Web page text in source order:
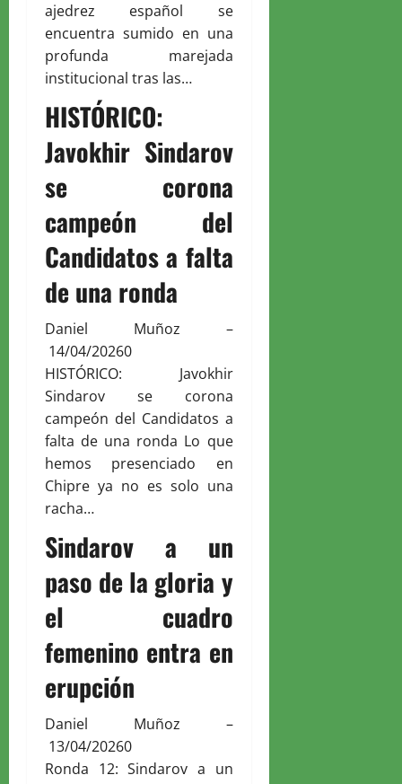
ajedrez español se
encuentra sumido en una
profunda marejada
institucional tras las…
HISTÓRICO:
Javokhir Sindarov
se corona
campeón del
Candidatos a falta
de una ronda
Daniel Muñoz –
14/04/20260
HISTÓRICO: Javokhir
Sindarov se corona
campeón del Candidatos a
falta de una ronda Lo que
hemos presenciado en
Chipre ya no es solo una
racha…
Sindarov a un
paso de la gloria y
el cuadro
femenino entra en
erupción
Daniel Muñoz –
13/04/20260
Ronda 12: Sindarov a un